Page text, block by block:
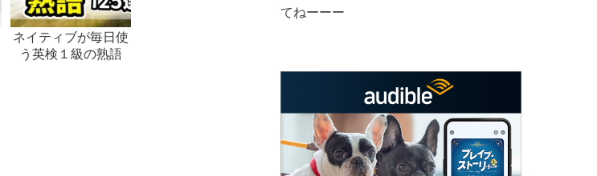
ネイティブが毎日使
う英検１級の熟語
てねーーー